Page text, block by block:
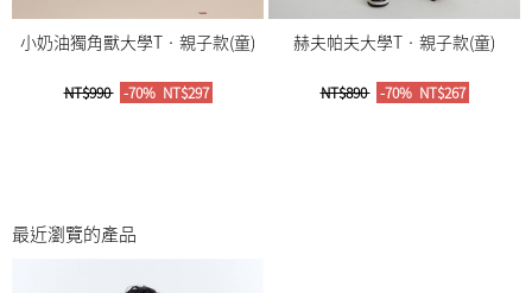
小奶油獨角獸大學T‧親子款(童)
NT$990 -70% NT$297
赫夫帕夫大學T‧親子款(童)
NT$890 -70% NT$267
最近瀏覽的產品